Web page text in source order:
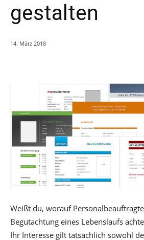
gestalten
14. März 2018
Weißt du, worauf
Begutachtung eines Lebenslaufs
Ihr Interesse gilt tatsächlich sowohl